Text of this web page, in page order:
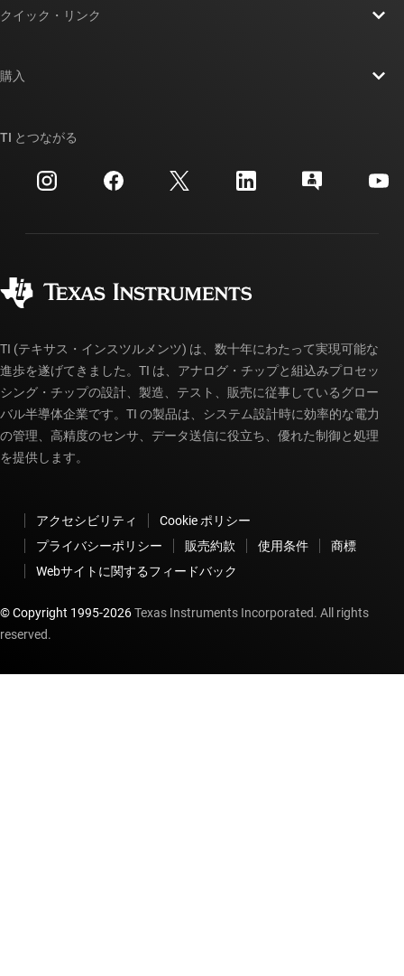
投資家向け情報
製造
クイック・リンク
クロスリファレンス検索
カスタマー・サポート・センター
myTI アカウントの FAQ
購入
ご注文に関する FAQ
TI とつながる
TI (テキサス・インスツルメンツ) は、数十年にわたって実現可能な
進歩を遂げてきました。TI は、アナログ・チップと組込みプロセッ
シング・チップの設計、製造、テスト、販売に従事しているグロー
バル半導体企業です。TI の製品は、システム設計時に効率的な電力
の管理、高精度のセンサ、データ送信に役立ち、優れた制御と処理
を提供します。
アクセシビリティ
Cookie ポリシー
プライバシーポリシー
販売約款 使用条件
商標
Webサイトに関するフィードバック
© Copyright 1995-2026Texas Instruments Incorporated. All rights
reserved.